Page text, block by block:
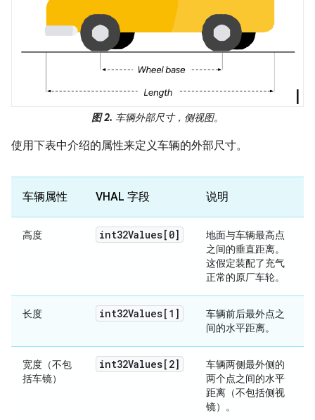
图 2. 车辆外部尺寸，侧视图。
使用下表中介绍的属性来定义车辆的外部尺寸。
车辆属性 VHAL 字段 说明
高度 int32Values[0]
地面与车辆最高点
之间的垂直距离。
这假定装配了充气
正常的原厂车轮。
长度 int32Values[1]
车辆前后最外点之
间的水平距离。
宽度（不包
括车镜）
int32Values[2]
车辆两侧最外侧的
两个点之间的水平
距离（不包括侧视
镜）。